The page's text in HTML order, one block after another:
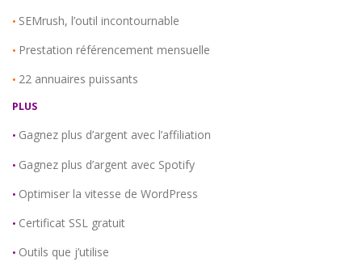
• SEMrush, l’outil incontournable
• Prestation référencement mensuelle
• 22 annuaires puissants
PLUS
• Gagnez plus d’argent avec l’affiliation
• Gagnez plus d’argent avec Spotify
• Optimiser la vitesse de WordPress
• Certificat SSL gratuit
• Outils que j’utilise